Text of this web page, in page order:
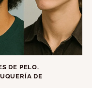
DE PELO,
DE